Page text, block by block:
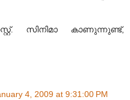
സിനിമാ കാണുന്നുണ്ട്‌,
4, 2009 at 9:31:00 PM